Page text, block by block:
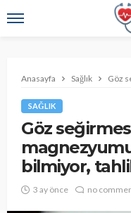
Anasayfa Sağlık Göz
SAĞLIK
Göz
bilmiyor,
3 ay önce no